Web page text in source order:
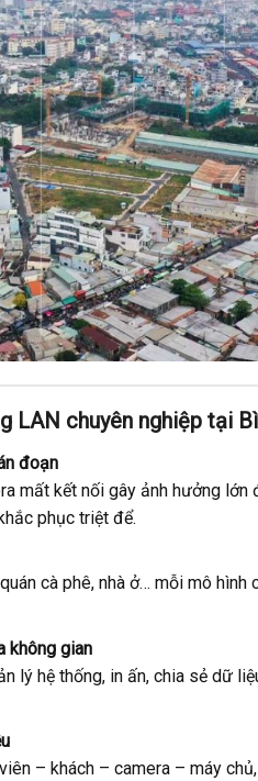
LAN chuyên nghiệp tại
đoạn
mất kết nối gây ảnh hưởng lớn
phục triệt để.
cà phê, nhà ở… mỗi mô
không gian
lý hệ thống, in ấn, chia sẻ dữ
– khách – camera – máy